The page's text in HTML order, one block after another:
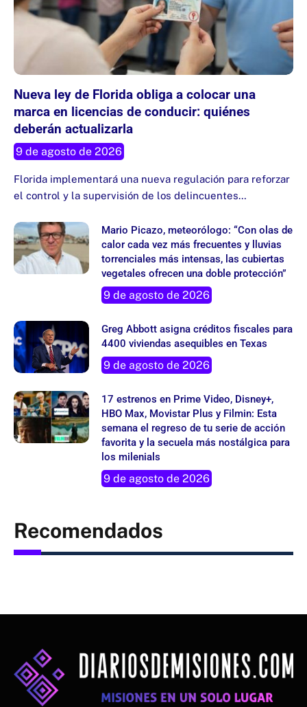
Nueva ley de Florida obliga a colocar una
marca en licencias de conducir: quiénes
deberán actualizarla
9 de agosto de 2026
Florida implementará una nueva regulación para reforzar
el control y la supervisión de los delincuentes…
Mario Picazo, meteorólogo: “Con olas de
calor cada vez más frecuentes y lluvias
torrenciales más intensas, las cubiertas
vegetales ofrecen una doble protección”
9 de agosto de 2026
Greg Abbott asigna créditos fiscales para
4400 viviendas asequibles en Texas
9 de agosto de 2026
17 estrenos en Prime Video, Disney+,
HBO Max, Movistar Plus y Filmin: Esta
semana el regreso de tu serie de acción
favorita y la secuela más nostálgica para
los milenials
9 de agosto de 2026
Recomendados